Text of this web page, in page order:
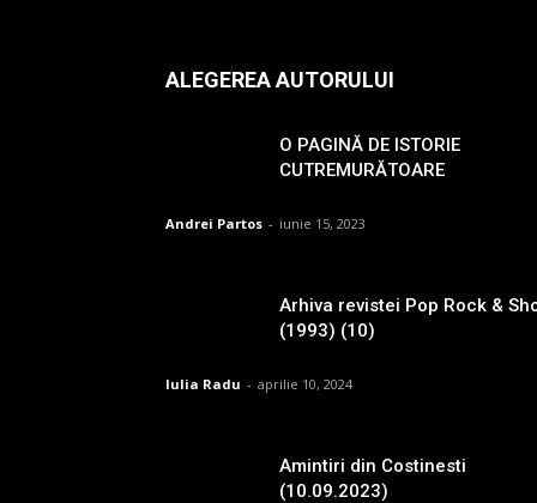
ALEGEREA AUTORULUI
O PAGINĂ DE ISTORIE
CUTREMURĂTOARE
Andrei Partos - iunie 15, 2023
Arhiva revistei Pop Rock &
(1993) (10)
Iulia Radu - aprilie 10, 2024
Amintiri din Costinesti
(10.09.2023)